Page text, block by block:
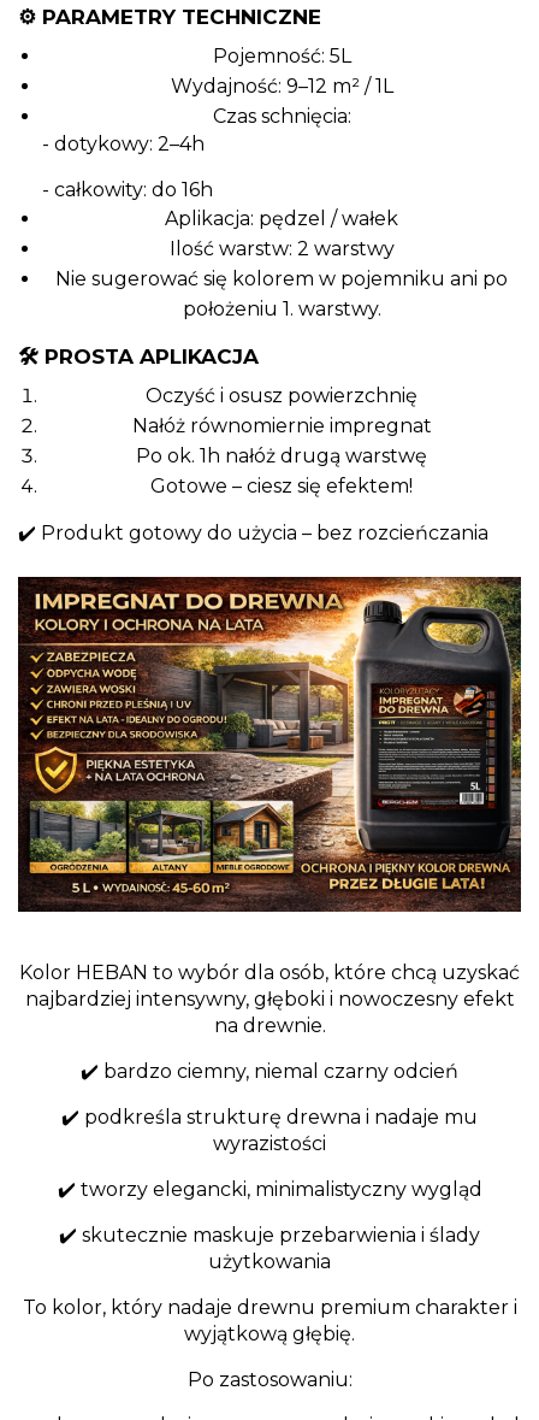
⚙️ PARAMETRY TECHNICZNE
Pojemność: 5L
Wydajność: 9–12 m² / 1L
Czas schnięcia:
- dotykowy: 2–4h
- całkowity: do 16h
Aplikacja: pędzel / wałek
Ilość warstw: 2 warstwy
Nie sugerować się kolorem w pojemniku ani po
położeniu 1. warstwy.
🛠️ PROSTA APLIKACJA
Oczyść i osusz powierzchnię
Nałóż równomiernie impregnat
Po ok. 1h nałóż drugą warstwę
Gotowe – ciesz się efektem!
✔️ Produkt gotowy do użycia – bez rozcieńczania
Kolor HEBAN to wybór dla osób, które chcą uzyskać
najbardziej intensywny, głęboki i nowoczesny efekt
na drewnie.
✔️ bardzo ciemny, niemal czarny odcień
✔️ podkreśla strukturę drewna i nadaje mu
wyrazistości
✔️ tworzy elegancki, minimalistyczny wygląd
✔️ skutecznie maskuje przebarwienia i ślady
użytkowania
To kolor, który nadaje drewnu premium charakter i
wyjątkową głębię.
Po zastosowaniu: